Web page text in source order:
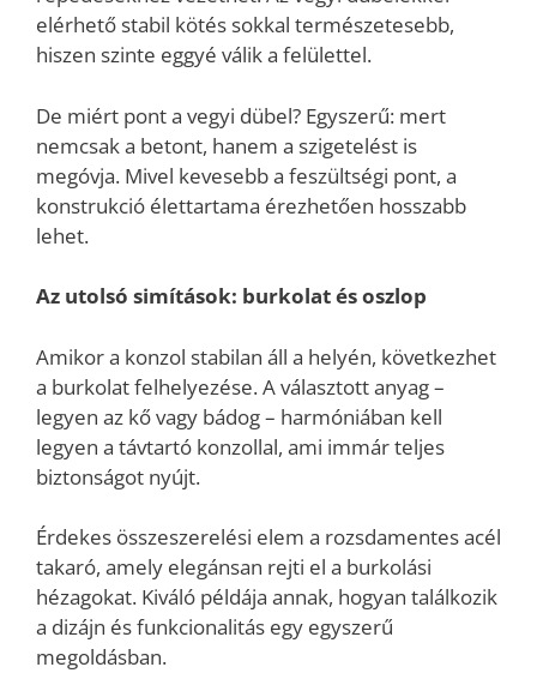
elérhető stabil kötés sokkal természetesebb,
hiszen szinte eggyé válik a felülettel.
De miért pont a vegyi dübel? Egyszerű: mert
nemcsak a betont, hanem a szigetelést is
megóvja. Mivel kevesebb a feszültségi pont, a
konstrukció élettartama érezhetően hosszabb
lehet.
Az utolsó simítások: burkolat és oszlop
Amikor a konzol stabilan áll a helyén, következhet
a burkolat felhelyezése. A választott anyag –
legyen az kő vagy bádog – harmóniában kell
legyen a távtartó konzollal, ami immár teljes
biztonságot nyújt.
Érdekes összeszerelési elem a rozsdamentes acél
takaró, amely elegánsan rejti el a burkolási
hézagokat. Kiváló példája annak, hogyan találkozik
a dizájn és funkcionalitás egy egyszerű
megoldásban.